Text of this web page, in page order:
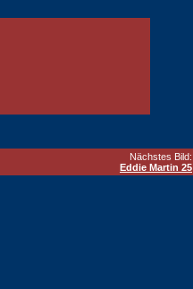
Nächstes Bild:
Eddie Martin 25